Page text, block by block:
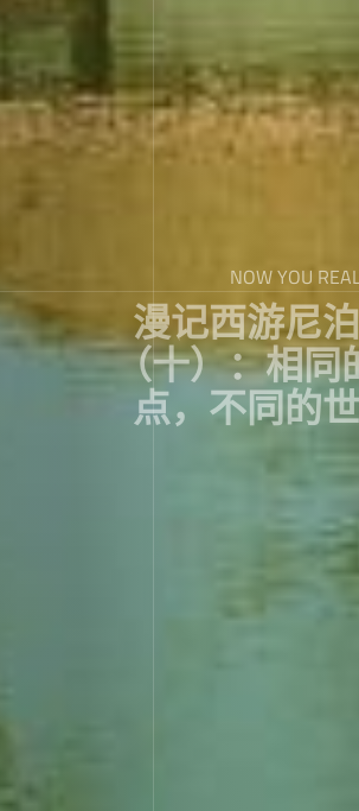
NOW YOU
漫记西游尼
（十）：相同
点，不同的